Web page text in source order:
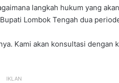
langkah hukum yang
Lombok Tengah dua
Kami akan konsultasi dengan
IKLAN